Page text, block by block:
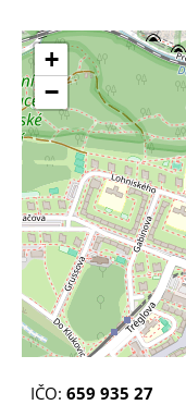
+
−
IČO: 659 935 27